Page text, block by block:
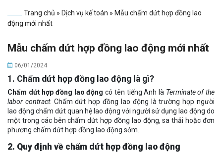
Trang chủ » Dịch vụ kế toán » Mẫu chấm dứt hợp đồng lao
động mới nhất
Mẫu chấm dứt hợp đồng lao động mới nhất
06/01/2024
1. Chấm dứt hợp đồng lao động là gì?
Chấm dứt hợp đồng lao động có tên tiếng Anh là Terminate of the
labor contract. Chấm dứt hợp đồng lao động là trường hợp người
lao động chấm dứt quan hệ lao động với người sử dụng lao động do
một trong các bên chấm dứt hợp đồng lao động, sa thải hoặc đơn
phương chấm dứt hợp đồng lao động sớm.
2. Quy định về chấm dứt hợp đồng lao động